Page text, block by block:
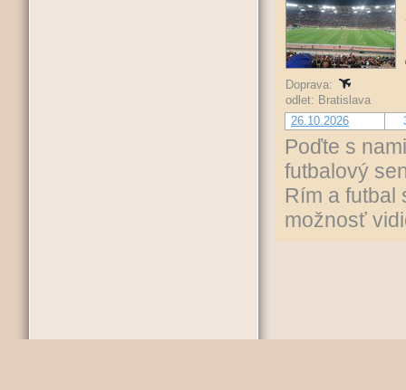
Doprava:
odlet: Bratislava
26.10.2026
Poďte s
futbalový
Rím a futbal
možnosť